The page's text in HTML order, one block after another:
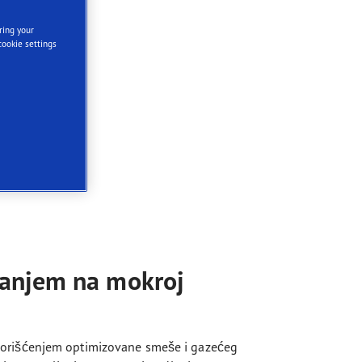
na mokroj
optimizovane smeše i gazećeg
your
settings